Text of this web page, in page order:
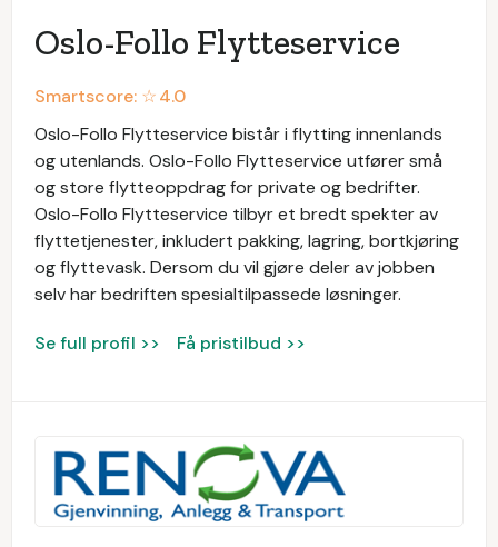
Oslo-Follo Flytteservice
Smartscore: ☆4.0
Oslo-Follo Flytteservice bistår i flytting innenlands
og utenlands. Oslo-Follo Flytteservice utfører små
og store flytteoppdrag for private og bedrifter.
Oslo-Follo Flytteservice tilbyr et bredt spekter av
flyttetjenester, inkludert pakking, lagring, bortkjøring
og flyttevask. Dersom du vil gjøre deler av jobben
selv har bedriften spesialtilpassede løsninger.
Se full profil >> Få pristilbud >>